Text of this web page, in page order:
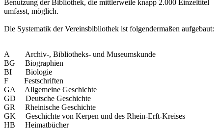
Benutzung der Bibliothek, die mittlerweile knapp 2.000 Einzeltitel
umfasst, möglich.
Die Systematik der Vereinsbibliothek ist folgendermaßen aufgebaut:
A Archiv-, Bibliotheks- und Museumskunde
BG Biographien
BI Biologie
F Festschriften
GA Allgemeine Geschichte
GD Deutsche Geschichte
GR Rheinische Geschichte
GK Geschichte von Kerpen und des Rhein-Erft-Kreises
HB Heimatbücher